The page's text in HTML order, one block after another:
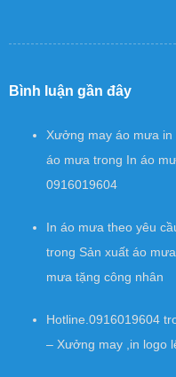
Bình luận gần đây
Xưởng may áo mưa
áo mưa trong In áo
0916019604
In áo mưa theo yêu
trong Sản xuất áo
mưa tặng công nhân
Hotline.0916019604
– Xưởng may ,in logo